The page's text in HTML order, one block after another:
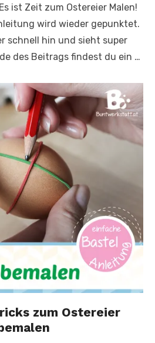
ist Zeit zum Ostereier Malen!
wird wieder gepunktet.
schnell hin und sieht super
des Beitrags findest du ein …
zum Ostereier